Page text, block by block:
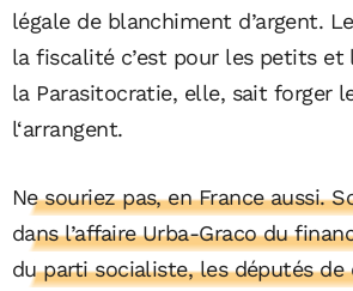
légale de blanchiment d’argent.
la fiscalité c’est pour les petits et
la Parasitocratie, elle, sait forger
l‘arrangent.
Ne souriez pas, en France aussi.
dans l’affaire Urba-Graco du
du parti socialiste, les députés